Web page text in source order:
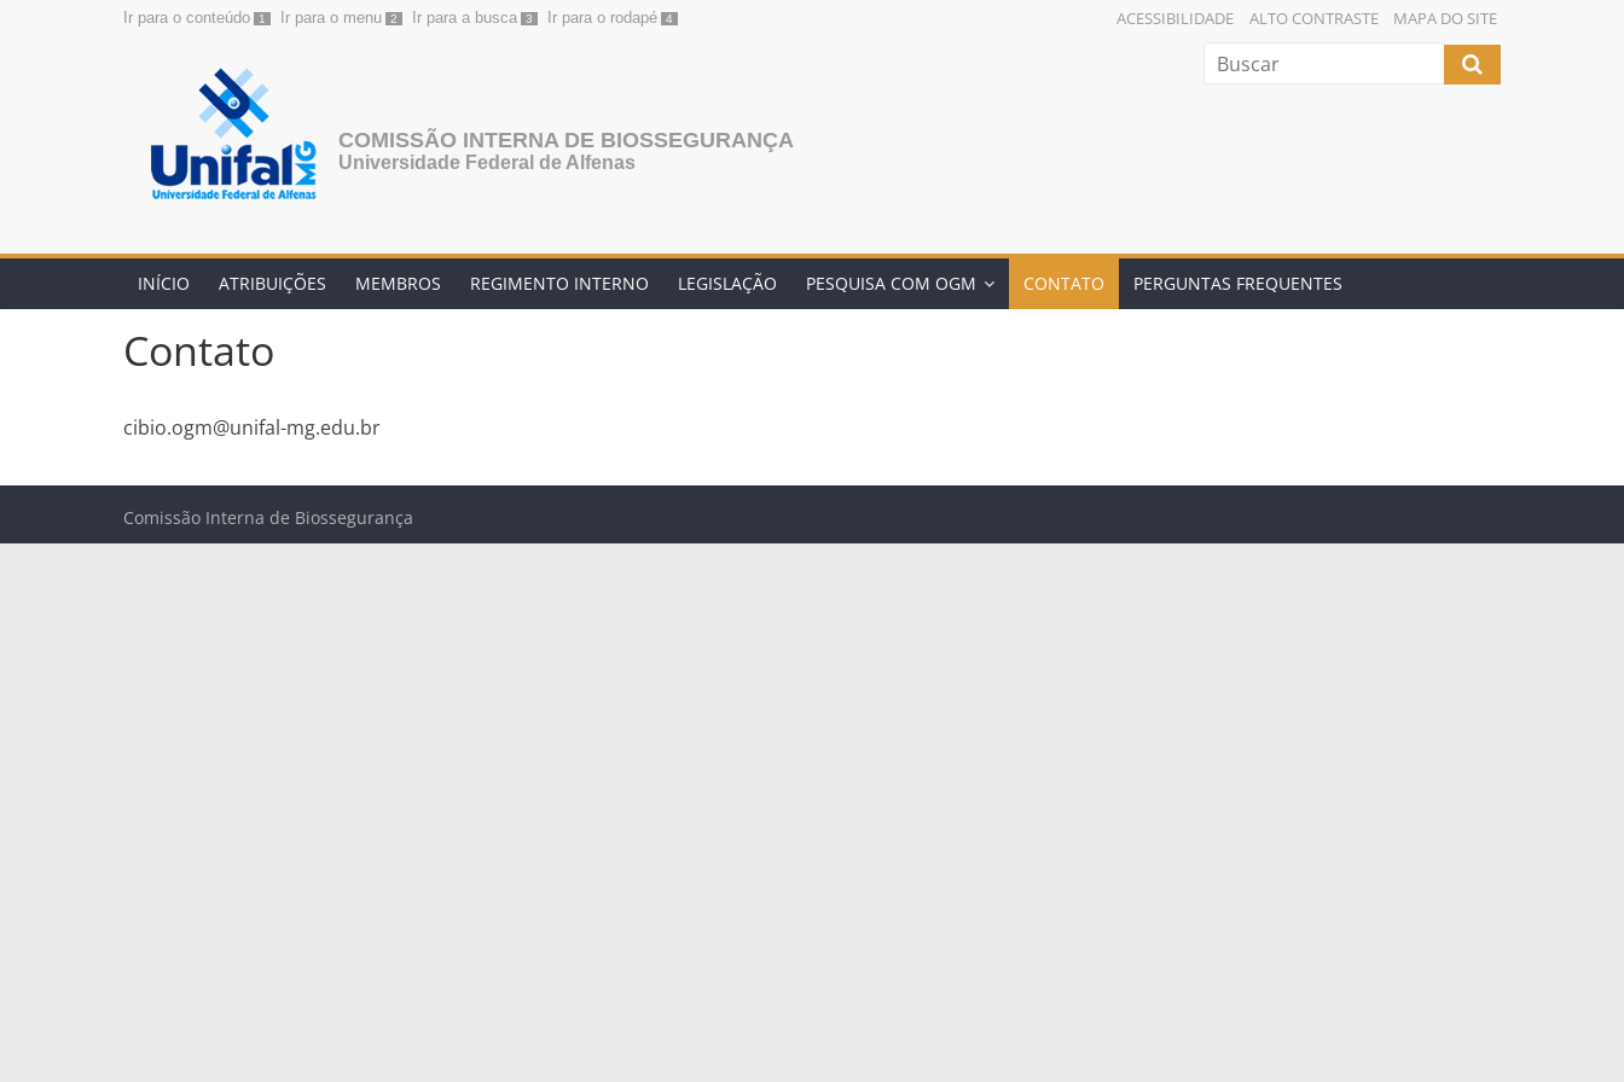
Ir para o conteúdo 1 Ir para o menu 2 Ir para a busca 3 Ir para o rodapé 4 ACESSIBILIDADE ALTO CONTRASTE MAPA DO SITE
COMISSÃO INTERNA DE BIOSSEGURANÇA
Universidade Federal de Alfenas
INÍCIO ATRIBUIÇÕES MEMBROS REGIMENTO INTERNO LEGISLAÇÃO PESQUISA COM OGM CONTATO PERGUNTAS FREQUENTES
Contato
cibio.ogm@unifal-mg.edu.br
Comissão Interna de Biossegurança